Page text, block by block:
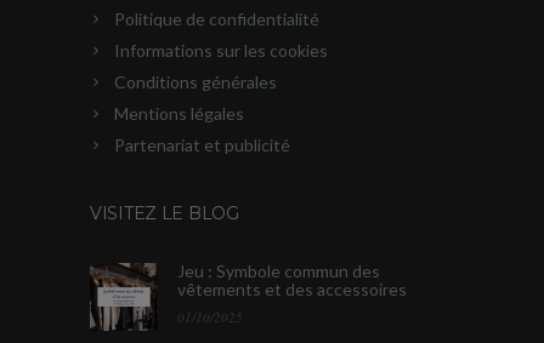
Politique de confidentialité
Informations sur les cookies
Conditions générales
Mentions légales
Partenariat et publicité
VISITEZ LE BLOG
Jeu : Symbole commun des
vêtements et des accessoires
01/10/2025